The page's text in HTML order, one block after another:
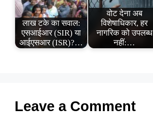
लाख टके का सवाल:
एसआईआर (SIR) या
आईएसआर (ISR)?…
वोट देना अब
विशेषाधिकार, हर
नागरिक को उपलब्ध
नहीं:…
Leave a Comment